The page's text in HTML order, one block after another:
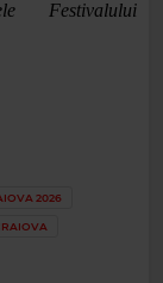
Festivalului
2026